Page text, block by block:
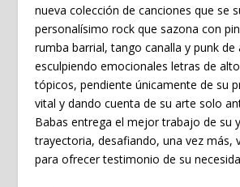
nueva colección de canciones que se
personalísimo rock que sazona con
rumba barrial, tango canalla y punk de
esculpiendo emocionales letras de
tópicos, pendiente únicamente de su
vital y dando cuenta de su arte solo
Babas entrega el mejor trabajo de su
trayectoria, desafiando, una vez más,
para ofrecer testimonio de su